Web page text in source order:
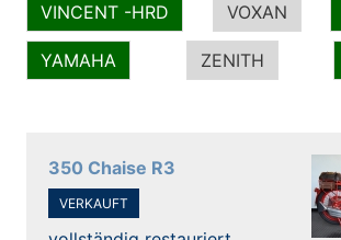
VINCENT -HRD VOXAN
YAMAHA ZENITH
350 Chaise R3
VERKAUFT